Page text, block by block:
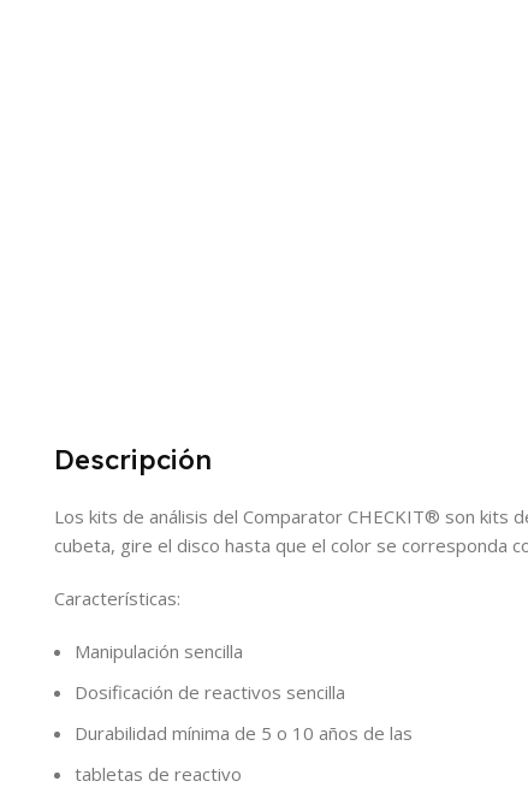
Descripción
Los kits de análisis del Comparator CHECKIT® son kits
cubeta, gire el disco hasta que el color se corresponda
Características:
Manipulación sencilla
Dosificación de reactivos sencilla
Durabilidad mínima de 5 o 10 años de las
tabletas de reactivo